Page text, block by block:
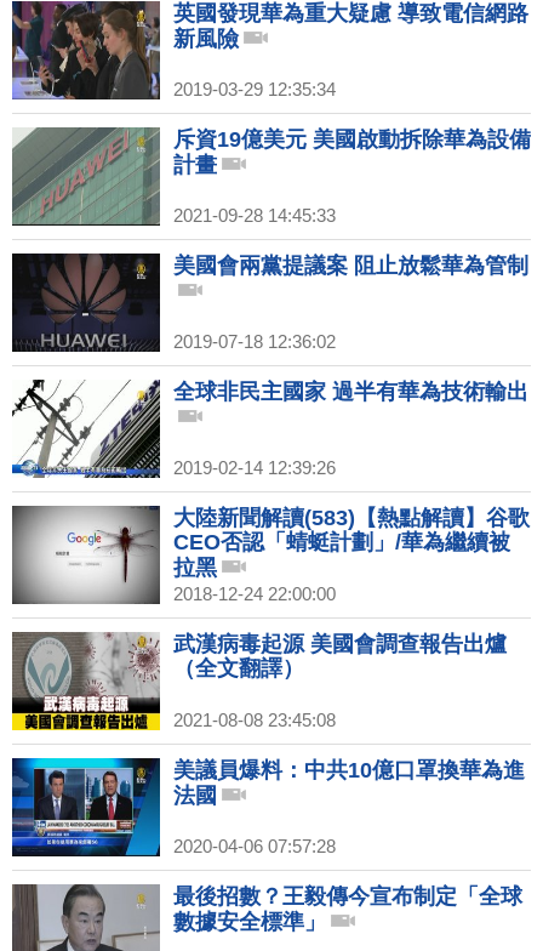
英國發現華為重大疑慮 導致電信網路
新風險
2019-03-29 12:35:34
斥資19億美元 美國啟動拆除華為設備
計畫
2021-09-28 14:45:33
美國會兩黨提議案 阻止放鬆華為管制
2019-07-18 12:36:02
全球非民主國家 過半有華為技術輸出
2019-02-14 12:39:26
大陸新聞解讀(583)【熱點解讀】谷歌
CEO否認「蜻蜓計劃」/華為繼續被
拉黑
2018-12-24 22:00:00
武漢病毒起源 美國會調查報告出爐
（全文翻譯）
2021-08-08 23:45:08
美議員爆料：中共10億口罩換華為進
法國
2020-04-06 07:57:28
最後招數？王毅傳今宣布制定「全球
數據安全標準」